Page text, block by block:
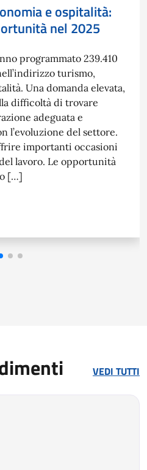
e ospitalità:
nel 2025
programmato 239.410
turismo,
Una domanda elevata,
difficoltà di trovare
adeguata e
l’evoluzione del settore.
importanti occasioni
lavoro. Le opportunità
[…]
PROGRAMMATO 239.410
VEDI TUTTI